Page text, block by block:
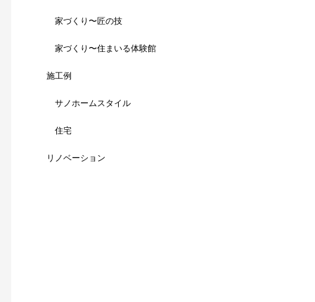
家づくり〜匠の技
家づくり〜住まいる体験館
施工例
サノホームスタイル
住宅
リノベーション